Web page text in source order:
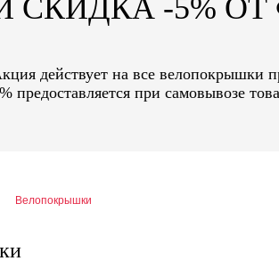
СКИДКА -5%
действует на все велопокрышки
предоставляется при самовывозе
Велопокрышки